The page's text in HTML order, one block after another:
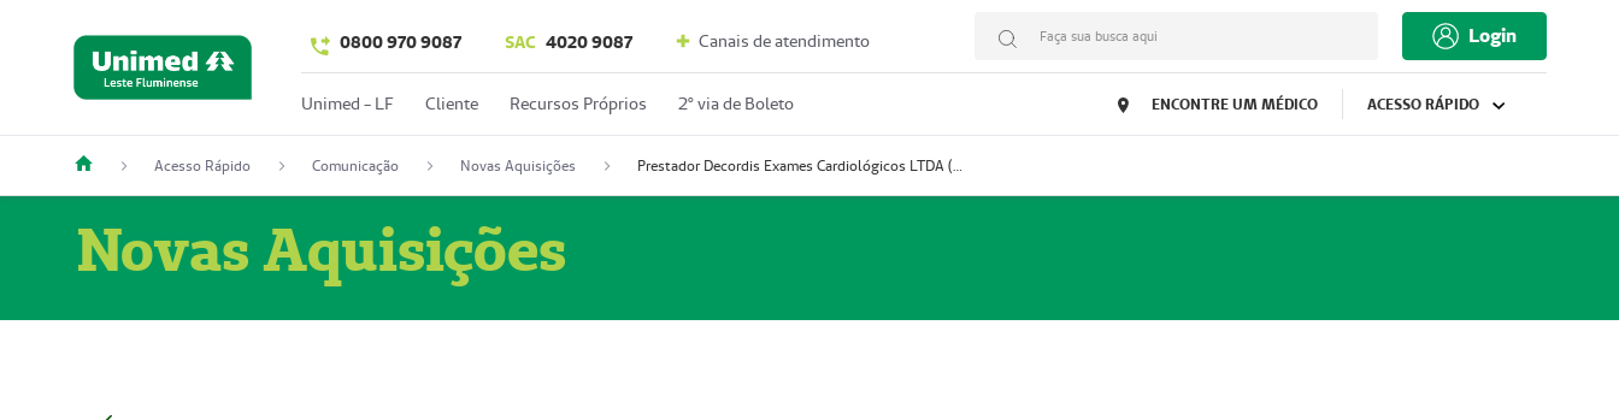
0800 970 9087 SAC 4020 9087 Canais de atendimento Faça sua busca aqui Login
Unimed - LF Cliente Recursos Próprios 2º via de Boleto ENCONTRE UM MÉDICO ACESSO RÁPIDO
Acesso Rápido Comunicação Novas Aquisições Prestador Decordis Exames Cardiológicos LTDA (51004347-4)
Novas Aquisições